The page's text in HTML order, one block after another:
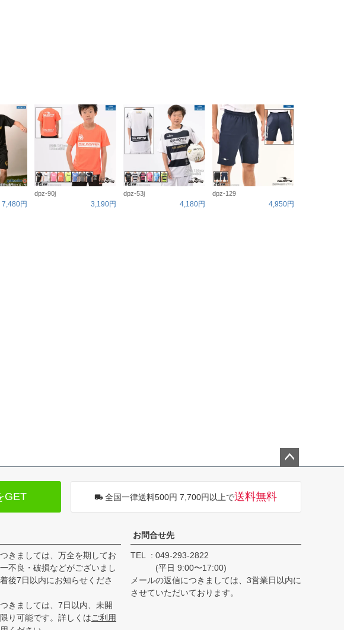
7,480円
dpz-90j
3,190円
dpz-53j
4,180円
dpz-129
4,950円
へ
GET 全国一律送料500円 7,700円以上で送料無料
きましては、万全を期してお
不良・破損などがございまし
後7日以内にお知らせくださ
きましては、7日以内、未開
り可能です。詳しくはご利用
お問合せ先
TEL
049-293-2822
(平日 9:00〜17:00)
メールの返信につきましては、3営業日以内に
させていただいております。